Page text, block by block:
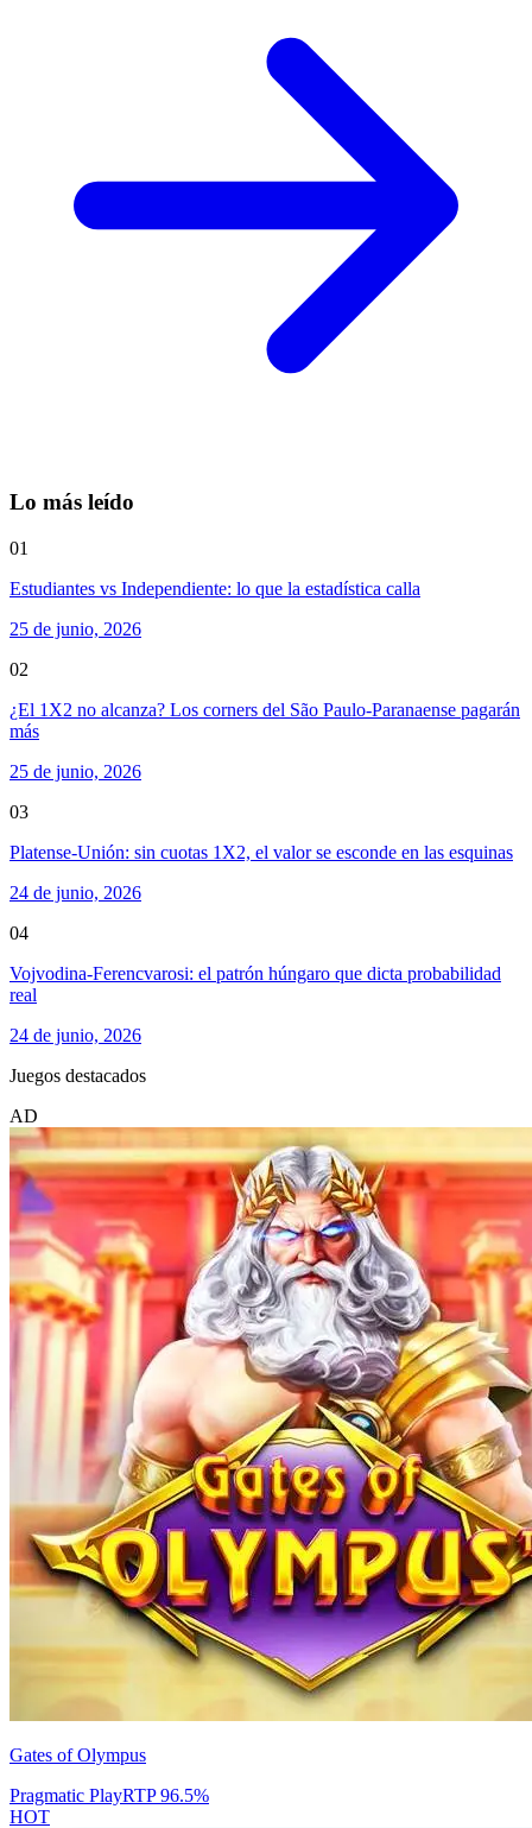
Lo más leído
01
Estudiantes vs Independiente: lo que la estadística calla
25 de junio, 2026
02
¿El 1X2 no alcanza? Los corners del São Paulo-Paranaense pagarán
más
25 de junio, 2026
03
Platense-Unión: sin cuotas 1X2, el valor se esconde en las esquinas
24 de junio, 2026
04
Vojvodina-Ferencvarosi: el patrón húngaro que dicta probabilidad
real
24 de junio, 2026
Juegos destacados
AD
Gates of Olympus
Pragmatic PlayRTP96.5%
HOT